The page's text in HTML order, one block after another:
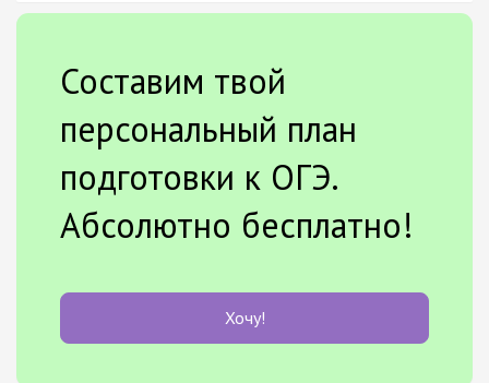
Составим твой
персональный план
подготовки к ОГЭ.
Абсолютно бесплатно!
Хочу!